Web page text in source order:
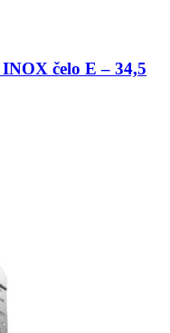
čelo E – 34,5